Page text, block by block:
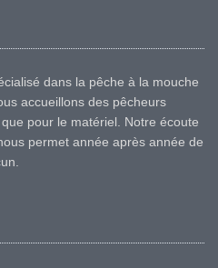
dans la pêche à la mouche
accueillons des pêcheurs
pour le matériel. Notre écoute
permet année après année de